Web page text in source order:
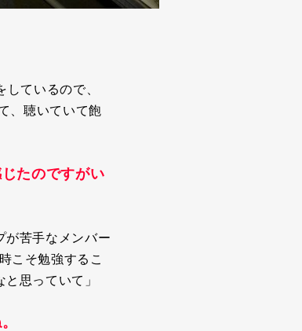
ているので、
、聴いていて飽
たのですがい
が苦手なメンバー
こそ勉強するこ
思っていて」